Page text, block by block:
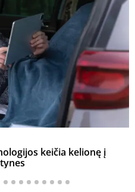
keičia kelionę į